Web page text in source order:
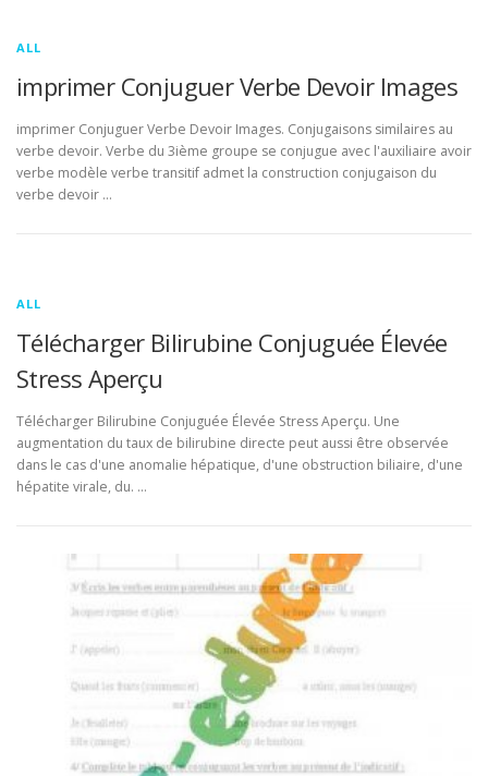
ALL
imprimer Conjuguer Verbe Devoir Images
imprimer Conjuguer Verbe Devoir Images. Conjugaisons similaires au
verbe devoir. Verbe du 3ième groupe se conjugue avec l'auxiliaire avoir
verbe modèle verbe transitif admet la construction conjugaison du
verbe devoir …
ALL
Télécharger Bilirubine Conjuguée Élevée
Stress Aperçu
Télécharger Bilirubine Conjuguée Élevée Stress Aperçu. Une
augmentation du taux de bilirubine directe peut aussi être observée
dans le cas d'une anomalie hépatique, d'une obstruction biliaire, d'une
hépatite virale, du. …